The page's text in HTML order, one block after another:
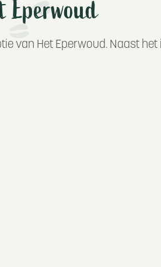
Eperwoud
van Het Eperwoud. Naast